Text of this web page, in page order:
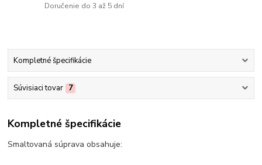
Doručenie do 3 až 5 dní
Kompletné špecifikácie
Súvisiaci tovar 7
Kompletné špecifikácie
Smaltovaná súprava obsahuje: